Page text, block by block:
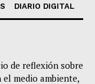
DIARIO DIGITAL
de reflexión sobre
medio ambiente,